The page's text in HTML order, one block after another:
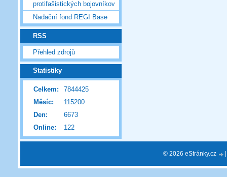
protifašistických bojovníkov
Nadační fond REGI Base
RSS
Přehled zdrojů
Statistiky
Online: 122
Celkem:
7844425
Měsíc:
115200
Den:
6673
© 2026 eStránky.cz